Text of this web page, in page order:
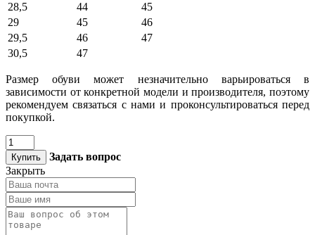
28,5
44
45
29
45
46
29,5
46
47
30,5
47
Размер обуви может незначительно варьироваться в
зависимости от конкретной модели и производителя, поэтому
рекомендуем связаться с нами и проконсультироваться перед
покупкой.
Купить
Задать вопрос
Закрыть